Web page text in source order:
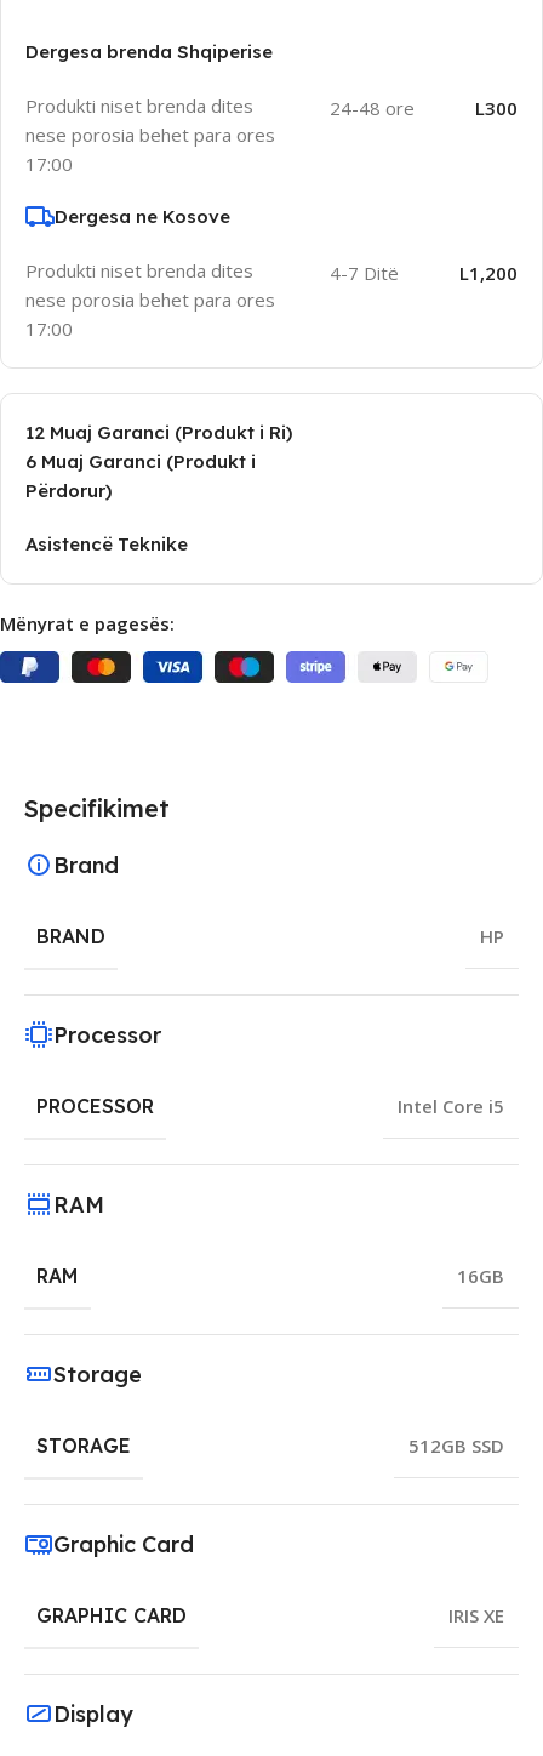
Dergesa brenda Shqiperise
Produkti niset brenda dites
nese porosia behet para ores
17:00
24-48 ore L300
Dergesa ne Kosove
Produkti niset brenda dites
nese porosia behet para ores
17:00
4-7 Ditë L1,200
12 Muaj Garanci (Produkt i Ri)
6 Muaj Garanci (Produkt i
Përdorur)
Asistencë Teknike
Mënyrat e pagesës:
Specifikimet
Brand
BRAND HP
Processor
PROCESSOR Intel Core i5
RAM
RAM 16GB
Storage
STORAGE 512GB SSD
Graphic Card
GRAPHIC CARD IRIS XE
Display